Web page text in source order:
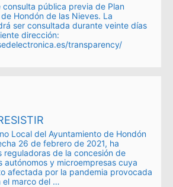
consulta pública previa de Plan
Hondón de las Nieves. La
ser consultada durante veinte días
dirección:
transparency/
Local del Ayuntamiento de Hondón
26 de febrero de 2021, ha
reguladoras de la concesión de
autónomos y microempresas cuya
afectada por la pandemia provocada
el marco del …